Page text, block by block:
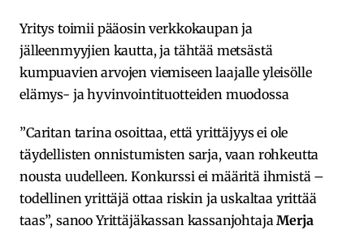
Yritys toimii pääosin verkkokaupan ja
jälleenmyyjien kautta, ja tähtää metsästä
kumpuavien arvojen viemiseen laajalle yleisölle
elämys- ja hyvinvointituotteiden muodossa
”Caritan tarina osoittaa, että yrittäjyys ei ole
täydellisten onnistumisten sarja, vaan rohkeutta
nousta uudelleen. Konkurssi ei määritä ihmistä –
todellinen yrittäjä ottaa riskin ja uskaltaa yrittää
taas”, sanoo Yrittäjäkassan kassanjohtajaMerja